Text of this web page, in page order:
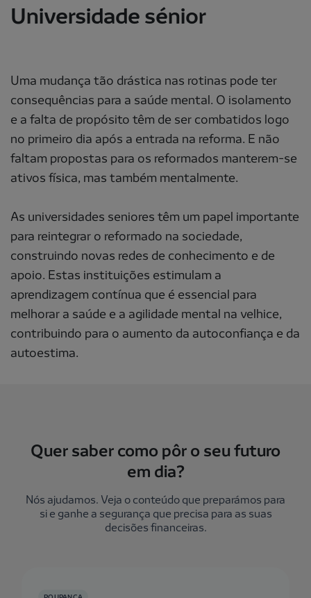
Universidade sénior
Uma mudança tão drástica nas rotinas pode ter
consequências para a saúde mental. O isolamento
e a falta de propósito têm de ser combatidos logo
no primeiro dia após a entrada na reforma. E não
faltam propostas para os reformados manterem-se
ativos física, mas também mentalmente.
As universidades seniores têm um papel importante
para reintegrar o reformado na sociedade,
construindo novas redes de conhecimento e de
apoio. Estas instituições estimulam a
aprendizagem contínua que é essencial para
melhorar a saúde e a agilidade mental na velhice,
contribuindo para o aumento da autoconfiança e da
autoestima.
Quer saber como pôr o seu futuro
em dia?
Nós ajudamos. Veja o conteúdo que preparámos para
si e ganhe a segurança que precisa para as suas
decisões financeiras.